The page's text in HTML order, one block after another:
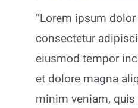
“Lorem ipsum
consectetur
eiusmod tempor
et dolore magna
minim veniam,